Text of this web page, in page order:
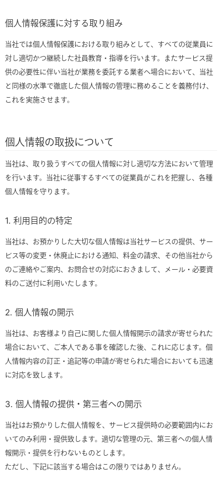
個人情報保護に対する取り組み
当社では個人情報保護における取り組みとして、すべての従業員に
対し適切かつ継続した社員教育・指導を行います。またサービス提
供の必要性に伴い当社が業務を委託する業者へ場合において、当社
と同様の水準で徹底した個人情報の管理に務めることを義務付け、
これを実施させます。
個人情報の取扱について
当社は、取り扱うすべての個人情報に対し適切な方法において管理
を行います。当社に従事するすべての従業員がこれを把握し、各種
個人情報を守ります。
1. 利用目的の特定
当社は、お預かりした大切な個人情報は当社サービスの提供、サー
ビス等の変更・休廃止における通知、料金の請求、その他当社から
のご連絡やご案内、お問合せの対応におきまして、メール・必要資
料のご送付に利用いたします。
2. 個人情報の開示
当社は、お客様より自己に関した個人情報開示の請求が寄せられた
場合において、ご本人である事を確認した後、これに応じます。個
人情報内容の訂正・追記等の申請が寄せられた場合においても迅速
に対応を致します。
3. 個人情報の提供・第三者への開示
当社はお預かりした個人情報を、サービス提供時の必要範囲内にお
いてのみ利用・提供致します。適切な管理の元、第三者への個人情
報開示・提供を行わないものとします。
ただし、下記に該当する場合はこの限りではありません。